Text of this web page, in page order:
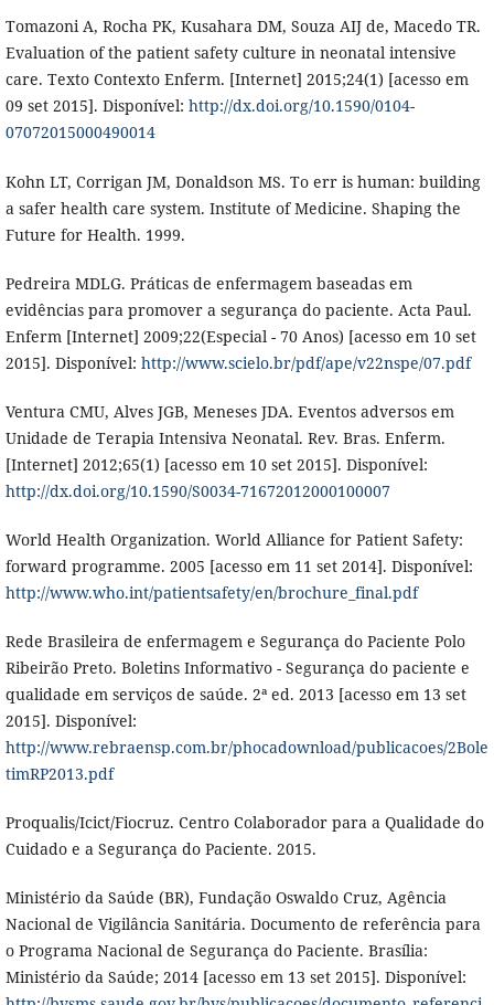
Tomazoni A, Rocha PK, Kusahara DM, Souza AIJ de, Macedo TR.
Evaluation of the patient safety culture in neonatal intensive
care. Texto Contexto Enferm. [Internet] 2015;24(1) [acesso em
09 set 2015]. Disponível: http://dx.doi.org/10.1590/0104-
07072015000490014
Kohn LT, Corrigan JM, Donaldson MS. To err is human: building
a safer health care system. Institute of Medicine. Shaping the
Future for Health. 1999.
Pedreira MDLG. Práticas de enfermagem baseadas em
evidências para promover a segurança do paciente. Acta Paul.
Enferm [Internet] 2009;22(Especial - 70 Anos) [acesso em 10 set
2015]. Disponível: http://www.scielo.br/pdf/ape/v22nspe/07.pdf
Ventura CMU, Alves JGB, Meneses JDA. Eventos adversos em
Unidade de Terapia Intensiva Neonatal. Rev. Bras. Enferm.
[Internet] 2012;65(1) [acesso em 10 set 2015]. Disponível:
http://dx.doi.org/10.1590/S0034-71672012000100007
World Health Organization. World Alliance for Patient Safety:
forward programme. 2005 [acesso em 11 set 2014]. Disponível:
http://www.who.int/patientsafety/en/brochure_final.pdf
Rede Brasileira de enfermagem e Segurança do Paciente Polo
Ribeirão Preto. Boletins Informativo - Segurança do paciente e
qualidade em serviços de saúde. 2ª ed. 2013 [acesso em 13 set
2015]. Disponível:
http://www.rebraensp.com.br/phocadownload/publicacoes/2Bole
timRP2013.pdf
Proqualis/Icict/Fiocruz. Centro Colaborador para a Qualidade do
Cuidado e a Segurança do Paciente. 2015.
Ministério da Saúde (BR), Fundação Oswaldo Cruz, Agência
Nacional de Vigilância Sanitária. Documento de referência para
o Programa Nacional de Segurança do Paciente. Brasília:
Ministério da Saúde; 2014 [acesso em 13 set 2015]. Disponível: